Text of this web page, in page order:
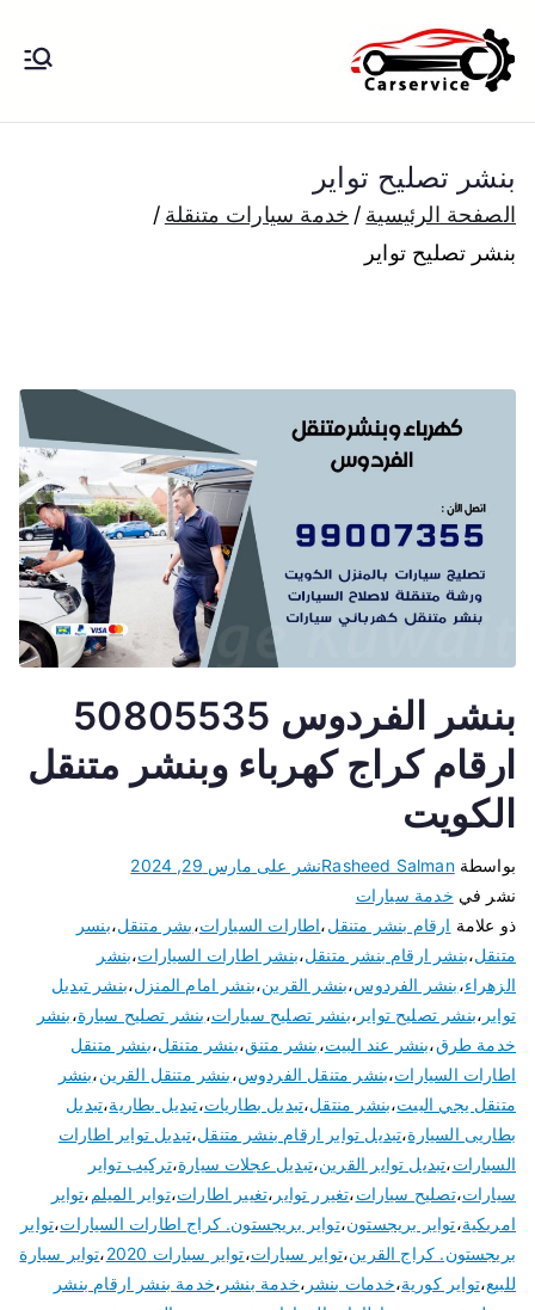
إلى
المحتوى
الكويت
بنشر متنقل الكويت كهرباء وبنشر تبديل
بارخص الاسعاربنشر تصليح تواير
الصفحة الرئيسية
خدمة سيارات متنقلة
بنشر تصليح تواير
بنشر الفردوس 50805535
ارقام كراج كهرباء وبنشر متنقل
الكويت
بواسطةRasheed Salmanنشر على مارس 29, 2024
نشر في خدمة سيارات
ذو علامة ارقام بنشر متنقل،اطارات السيارات،بشر متنقل،بنسر
متنقل،بنشر ارقام بنشر متنقل،بنشر اطارات السيارات،بنشر
الزهراء،بنشر الفردوس،بنشر القرين،بنشر امام المنزل،بنشر تبديل
تواير ،بنشر تصليح تواير ،بنشر تصليح سيارات،بنشر تصليح سيارة،بنشر
خدمة طرق،بنشر عند البيت،بنشر متنق،بنشر متنقل،بنشر متنقل
اطارات السيارات،بنشر متنقل الفردوس،بنشر متنقل القرين،بنشر
متنقل يجي البيت،بنشر منتقل،تبديل بطاريات،تبديل بطارية،تبديل
بطاريى السيارة،تبديل تواير ارقام بنشر متنقل،تبديل تواير اطارات
السيارات،تبديل تواير القرين،تبديل عجلات سيارة،تركيب تواير
سيارات،تصليح سيارات،تغيرر تواير ،تغيير اطارات،تواير الميلم،تواير
امريكية،تواير بريجستون،تواير بريجستون. كراج اطارات السيارات،تواير
بريجستون. كراج القرين،تواير سيارات،تواير سيارات 2020 ،تواير سيارة
للبيع،تواير كورية،خدمات بنشر ،خدمة بنشر ،خدمة بنشر ارقام بنشر